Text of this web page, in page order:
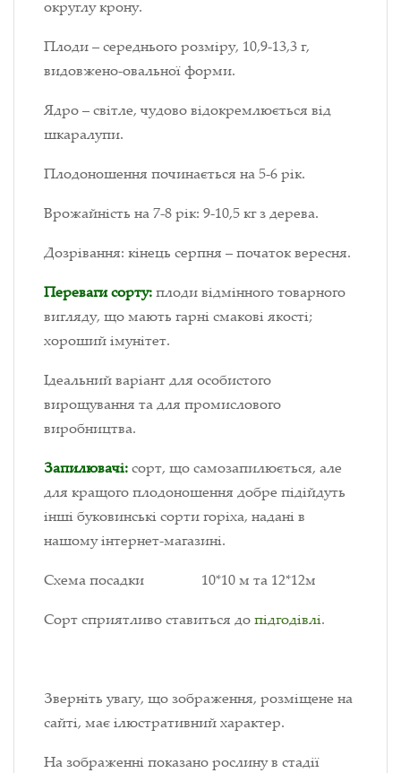
округлу крону.
Плоди – середнього розміру, 10,9-13,3 г,
видовжено-овальної форми.
Ядро – світле, чудово відокремлюється від
шкаралупи.
Плодоношення починається на 5-6 рік.
Врожайність на 7-8 рік: 9-10,5 кг з дерева.
Дозрівання: кінець серпня – початок вересня.
Переваги сорту:плоди відмінного товарного
вигляду, що мають гарні смакові якості;
хороший імунітет.
Ідеальний варіант для особистого
вирощування та для промислового
виробництва.
Запилювачі:сорт, що самозапилюється, але
для кращого плодоношення добре підійдуть
інші буковинські сорти горіха, надані в
нашому інтернет-магазині.
Схема посадки 10*10 м та 12*12м
Сорт сприятливо ставиться допідгодівлі.
Зверніть увагу, що зображення, розміщене на
сайті, має ілюстративний характер.
На зображенні показано рослину в стадії